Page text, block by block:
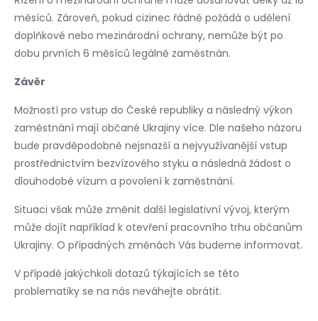
měsíců. Zároveň, pokud cizinec řádně požádá o udělení
doplňkové nebo mezinárodní ochrany, nemůže být po
dobu prvních 6 měsíců legálně zaměstnán.
Závěr
Možností pro vstup do České republiky a následný výkon
zaměstnání mají občané Ukrajiny více. Dle našeho názoru
bude pravděpodobně nejsnazší a nejvyužívanější vstup
prostřednictvím bezvízového styku a následná žádost o
dlouhodobé vízum a povolení k zaměstnání.
Situaci však může změnit další legislativní vývoj, kterým
může dojít například k otevření pracovního trhu občanům
Ukrajiny. O případných změnách Vás budeme informovat.
V případě jakýchkoli dotazů týkajících se této
problematiky se na nás neváhejte obrátit.